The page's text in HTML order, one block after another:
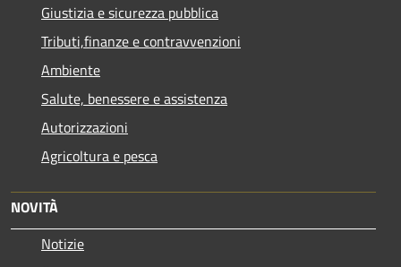
Giustizia e sicurezza pubblica
Tributi,finanze e contravvenzioni
Ambiente
Salute, benessere e assistenza
Autorizzazioni
Agricoltura e pesca
NOVITÀ
Notizie